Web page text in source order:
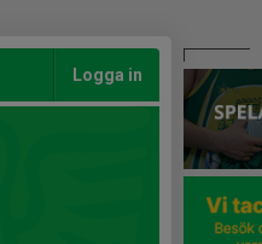
Logga in